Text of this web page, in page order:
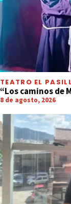
TEATRO EL
“Los caminos de
8 de agosto, 2026